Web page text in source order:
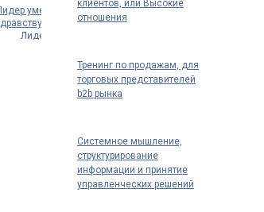
клиентов, или Высокие
отношения
Тренинг по продажам, для
торговых представителей
b2b рынка
Системное мышление,
структурирование
информации и принятие
управленческих решений